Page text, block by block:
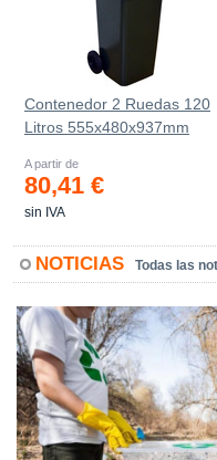
Contenedor 2 Ruedas 120
Litros 555х480х937mm
A partir de
80,41 €
sin IVA
NOTICIAS Todas las